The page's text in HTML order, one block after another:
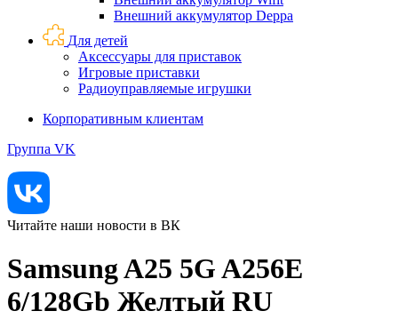
Внешний аккумулятор Deppa
Для детей
Аксессуары для приставок
Игровые приставки
Радиоуправляемые игрушки
Корпоративным клиентам
Группа VK
Читайте наши новости в ВК
Samsung A25 5G A256E
6/128Gb Желтый RU